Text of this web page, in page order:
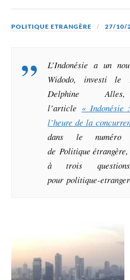
POLITIQUE ETRANGÈRE 27/10/
L’Indonésie a un
Widodo, investi le
Delphine
l’article « Indonésie
l’heure de la
dans le numéro
de Politique étrangère,
à trois
pour politique-